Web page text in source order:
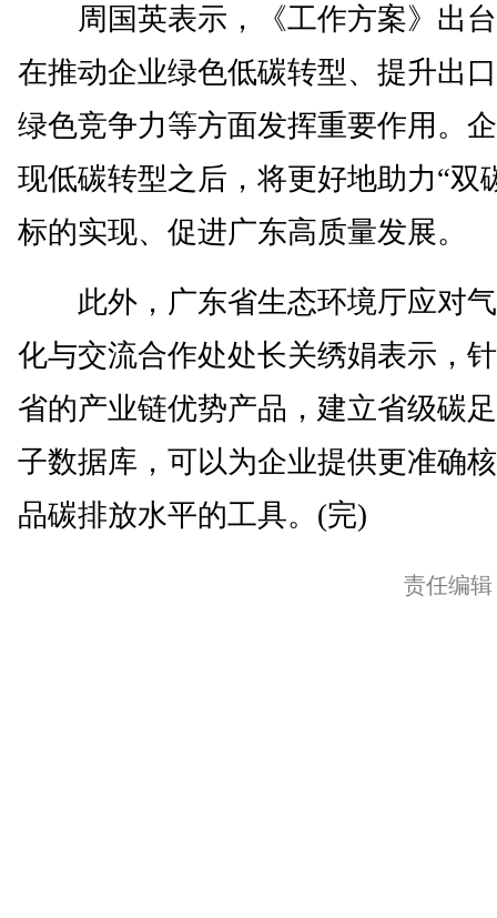
周国英表示，《工作方案》出
在推动企业绿色低碳转型、提升出
绿色竞争力等方面发挥重要作用。
现低碳转型之后，将更好地助力“双
标的实现、促进广东高质量发展。
此外，广东省生态环境厅应对
化与交流合作处处长关绣娟表示，
省的产业链优势产品，建立省级碳
子数据库，可以为企业提供更准确
品碳排放水平的工具。(完)
责任编